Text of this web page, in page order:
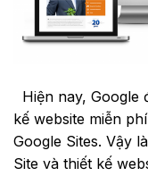
Hiện nay, Google
kế website miễn
Google Sites. Vậy
Site và thiết kế